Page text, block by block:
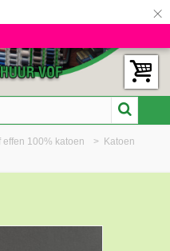
×
effen 100% katoen > Katoen